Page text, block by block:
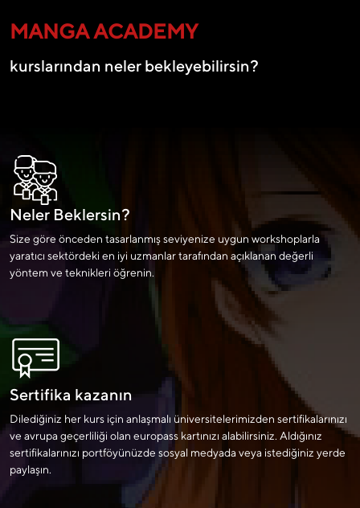
MANGA ACADEMY
kurslarından neler bekleyebilirsin?
Neler Beklersin?
Size göre önceden tasarlanmış seviyenize uygun workshoplarla
yaratıcı sektördeki en iyi uzmanlar tarafından açıklanan değerli
yöntem ve teknikleri öğrenin.
Sertifika kazanın
Dilediğiniz her kurs için anlaşmalı üniversitelerimizden sertifikalarınızı
ve avrupa geçerliliği olan europass kartınızı alabilirsiniz. Aldığınız
sertifikalarınızı portföyünüzde sosyal medyada veya istediğiniz yerde
paylaşın.